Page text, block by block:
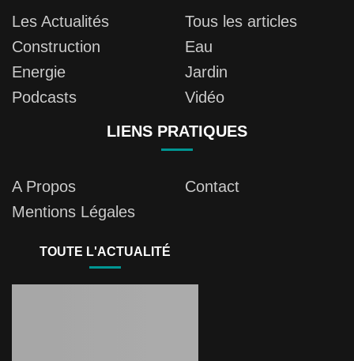
Les Actualités
Tous les articles
Construction
Eau
Energie
Jardin
Podcasts
Vidéo
LIENS PRATIQUES
A Propos
Contact
Mentions Légales
TOUTE L'ACTUALITÉ